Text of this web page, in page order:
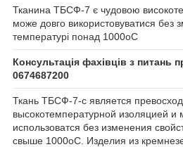
Тканина ТБСФ-7 є чудовою
може довго використовуватися без
температурі понад 1000оС
Консультація фахівців з питань
0674687200
Ткань ТБСФ-7-с является
высокотемпературной изоляцией и
использоватся без изменения
свыше 1000оС. Изделия из